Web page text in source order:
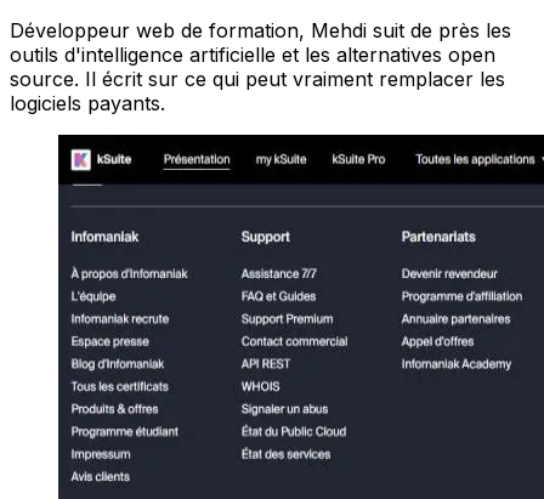
Développeur web de formation, Mehdi suit de près les
outils d'intelligence artificielle et les alternatives open
source. Il écrit sur ce qui peut vraiment remplacer les
logiciels payants.